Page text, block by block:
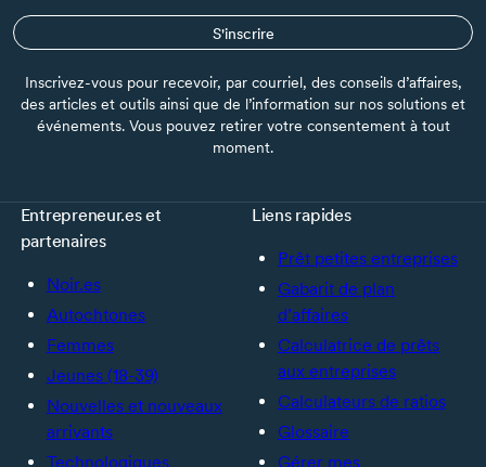
S'inscrire
Inscrivez-vous pour recevoir, par courriel, des conseils d’affaires,
des articles et outils ainsi que de l’information sur nos solutions et
événements. Vous pouvez retirer votre consentement à tout
moment.
Entrepreneur.es et
partenaires
Noir.es
Autochtones
Femmes
Jeunes (18-39)
Nouvelles et nouveaux
arrivants
Technologiques
Liens rapides
Prêt petites entreprises
Gabarit de plan
d’affaires
Calculatrice de prêts
aux entreprises
Calculateurs de ratios
Glossaire
Gérer mes